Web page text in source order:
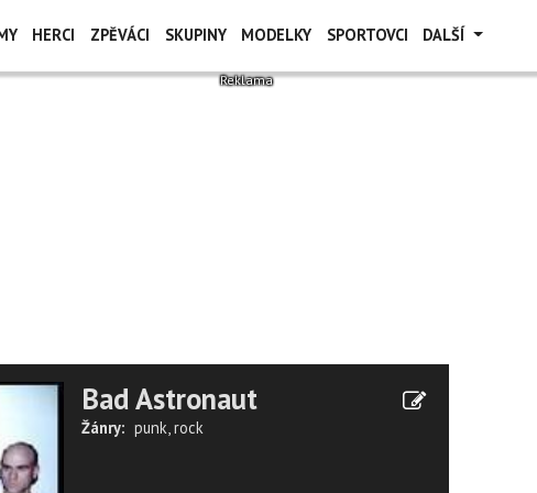
HERCI ZPĚVÁCI SKUPINY MODELKY SPORTOVCI DALŠÍ
Bad Astronaut
Žánry: punk,rock